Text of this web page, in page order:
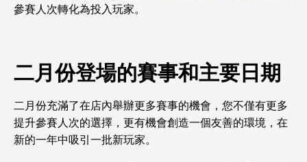
參賽人次轉化為投入玩家。
二月份登場的賽事和主要日期
二月份充滿了在店內舉辦更多賽事的機會，您不僅有更多
提升參賽人次的選擇，更有機會創造一個友善的環境，在
新的一年中吸引一批新玩家。